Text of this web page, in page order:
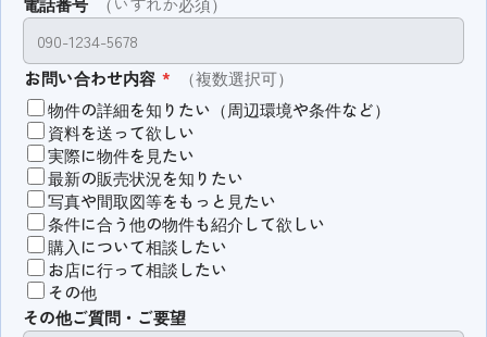
お問い合わせ内容 *
（複数選択可）
物件の詳細を知りたい（周辺環境や条件など）
資料を送って欲しい
実際に物件を見たい
最新の販売状況を知りたい
写真や間取図等をもっと見たい
条件に合う他の物件も紹介して欲しい
購入について相談したい
お店に行って相談したい
その他
その他ご質問・ご要望